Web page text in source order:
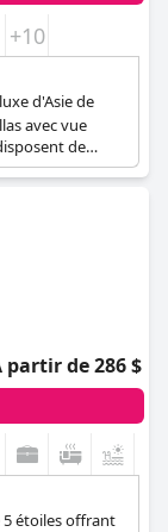
+10
d'Asie de
avec vue
de
offre un
des soins
partir de 286 $
5 étoiles offrant